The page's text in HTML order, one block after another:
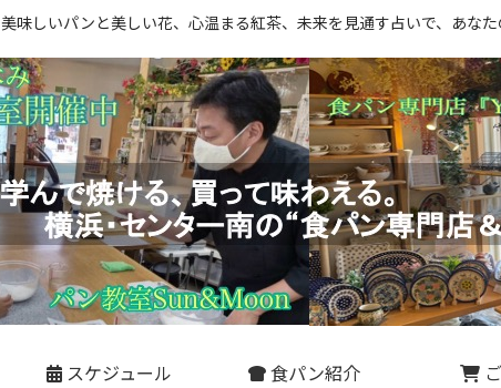
美味しいパンと美しい花、心温まる紅茶、未来を見通す占いで、あな
スケジュール 食パン紹介